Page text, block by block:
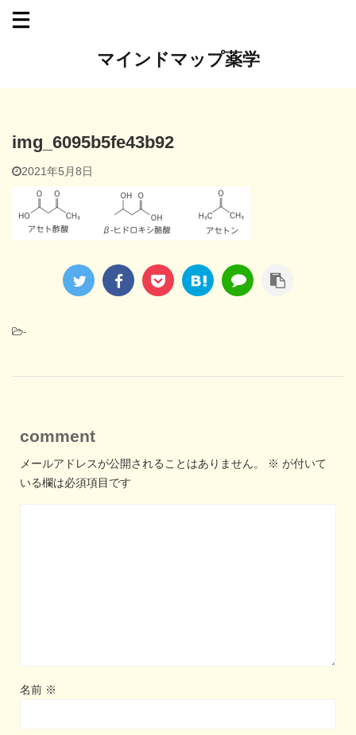
マインドマップ薬学
img_6095b5fe43b92
2021年5月8日
-
comment
メールアドレスが公開されることはありません。 ※ が付いて
いる欄は必須項目です
名前 ※